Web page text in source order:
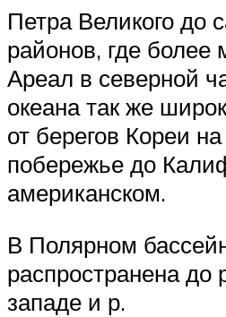
Петра Великого до
районов, где более
Ареал в северной
океана так же
от берегов Кореи
побережье до
американском.
В Полярном
распространена до
западе и р.